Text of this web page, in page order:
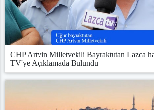
CHP Artvin Milletvekili Bayraktutan Lazca
TV'ye Açıklamada Bulundu